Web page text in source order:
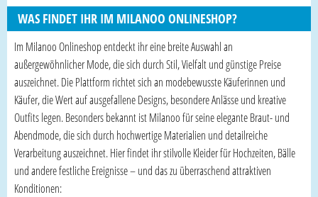
WAS FINDET IHR IM MILANOO ONLINESHOP?
Im Milanoo Onlineshop entdeckt ihr eine breite Auswahl an
außergewöhnlicher Mode, die sich durch Stil, Vielfalt und günstige Preise
auszeichnet. Die Plattform richtet sich an modebewusste Käuferinnen und
Käufer, die Wert auf ausgefallene Designs, besondere Anlässe und kreative
Outfits legen. Besonders bekannt ist Milanoo für seine elegante Braut- und
Abendmode, die sich durch hochwertige Materialien und detailreiche
Verarbeitung auszeichnet. Hier findet ihr stilvolle Kleider für Hochzeiten, Bälle
und andere festliche Ereignisse – und das zu überraschend attraktiven
Konditionen: